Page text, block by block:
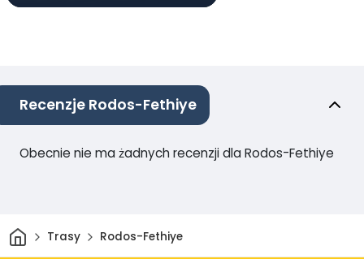
Recenzje Rodos-Fethiye
Obecnie nie ma żadnych recenzji dla Rodos-Fethiye
DomTrasy Rodos-Fethiye